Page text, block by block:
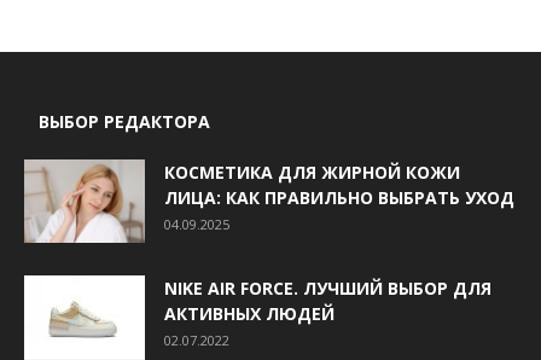
ВЫБОР РЕДАКТОРА
КОСМЕТИКА ДЛЯ ЖИРНОЙ КОЖИ
ЛИЦА: КАК ПРАВИЛЬНО ВЫБРАТЬ УХОД
04.09.2025
NIKE AIR FORCE. ЛУЧШИЙ ВЫБОР ДЛЯ
АКТИВНЫХ ЛЮДЕЙ
02.07.2022